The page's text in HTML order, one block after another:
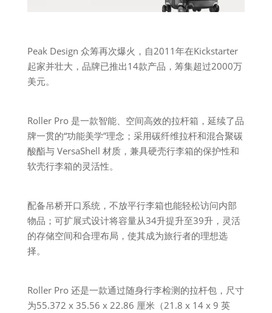
Peak Design 众筹再次爆火，自2011年在Kickstarter
起家并壮大，品牌已推出14款产品，筹集超过2000万
美元。
Roller Pro 是一款智能、空间高效的拉杆箱，延续了品
牌一贯的“功能美学”理念；采用碳纤维拉杆和混合聚碳
酸酯与 VersaShell 材质，兼具硬壳行李箱的保护性和
软壳行李箱的灵活性。
配备吊桥开口系统，不放平行李箱也能轻松访问内部
物品；可扩展式设计将容量从34升提升至39升，灵活
的存储空间和合理布局，使其成为旅行者的理想选
择。
Roller Pro 还是一款通过随身行李检测的拉杆包，尺寸
为55.372 x 35.56 x 22.86 厘米（21.8 x 14 x 9 英